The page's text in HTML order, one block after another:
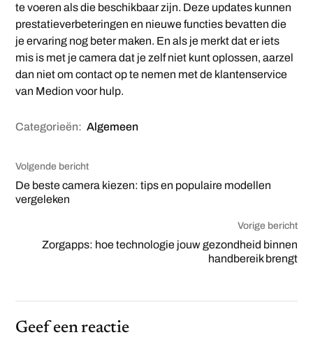
te voeren als die beschikbaar zijn. Deze updates kunnen
prestatieverbeteringen en nieuwe functies bevatten die
je ervaring nog beter maken. En als je merkt dat er iets
mis is met je camera dat je zelf niet kunt oplossen, aarzel
dan niet om contact op te nemen met de klantenservice
van Medion voor hulp.
Categorieën: Algemeen
Volgende bericht
De beste camera kiezen: tips en populaire modellen
vergeleken
Vorige bericht
Zorgapps: hoe technologie jouw gezondheid binnen
handbereik brengt
Geef een reactie